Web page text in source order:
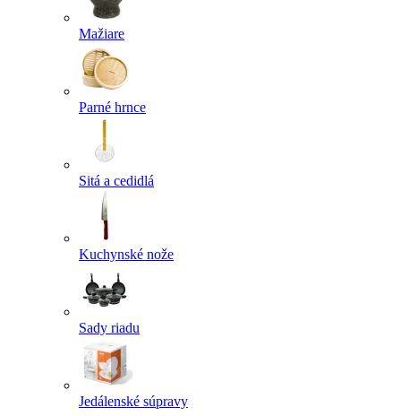
Mažiare
Parné hrnce
Sitá a cedidlá
Kuchynské nože
Sady riadu
Jedálenské súpravy